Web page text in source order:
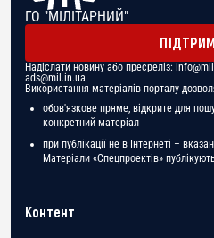
ГО "МІЛІТАРНИЙ"
Надіслати новину або пресреліз:
ads@mil.in.ua
Використання матеріалів порталу
обов'язкове пряме, відкрите для
конкретний матеріал
при публікації не в Інтернеті –
Матеріали «Спецпроектів»
Контент